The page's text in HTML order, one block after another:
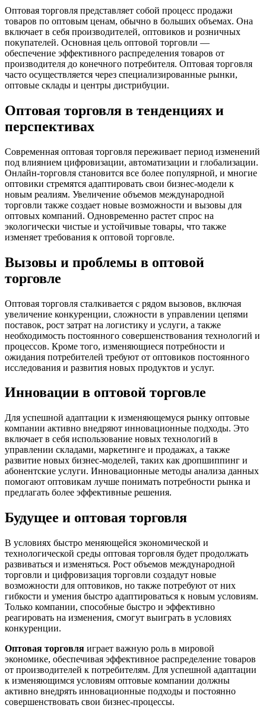
Оптовая торговля представляет собой процесс продажи
товаров по оптовым ценам, обычно в больших объемах. Она
включает в себя производителей, оптовиков и розничных
покупателей. Основная цель оптовой торговли —
обеспечение эффективного распределения товаров от
производителя до конечного потребителя. Оптовая торговля
часто осуществляется через специализированные рынки,
оптовые склады и центры дистрибуции.
Оптовая торговля в тенденциях и
перспективах
Современная оптовая торговля переживает период изменений
под влиянием цифровизации, автоматизации и глобализации.
Онлайн-торговля становится все более популярной, и многие
оптовики стремятся адаптировать свои бизнес-модели к
новым реалиям. Увеличение объемов международной
торговли также создает новые возможности и вызовы для
оптовых компаний. Одновременно растет спрос на
экологически чистые и устойчивые товары, что также
изменяет требования к оптовой торговле.
Вызовы и проблемы в оптовой
торговле
Оптовая торговля сталкивается с рядом вызовов, включая
увеличение конкуренции, сложности в управлении цепями
поставок, рост затрат на логистику и услуги, а также
необходимость постоянного совершенствования технологий и
процессов. Кроме того, изменяющиеся потребности и
ожидания потребителей требуют от оптовиков постоянного
исследования и развития новых продуктов и услуг.
Инновации в оптовой торговле
Для успешной адаптации к изменяющемуся рынку оптовые
компании активно внедряют инновационные подходы. Это
включает в себя использование новых технологий в
управлении складами, маркетинге и продажах, а также
развитие новых бизнес-моделей, таких как дропшиппинг и
абонентские услуги. Инновационные методы анализа данных
помогают оптовикам лучше понимать потребности рынка и
предлагать более эффективные решения.
Будущее и оптовая торговля
В условиях быстро меняющейся экономической и
технологической среды оптовая торговля будет продолжать
развиваться и изменяться. Рост объемов международной
торговли и цифровизация торговли создадут новые
возможности для оптовиков, но также потребуют от них
гибкости и умения быстро адаптироваться к новым условиям.
Только компании, способные быстро и эффективно
реагировать на изменения, смогут выиграть в условиях
конкуренции.
Оптовая торговля играет важную роль в мировой
экономике, обеспечивая эффективное распределение товаров
от производителей к потребителям. Для успешной адаптации
к изменяющимся условиям оптовые компании должны
активно внедрять инновационные подходы и постоянно
совершенствовать свои бизнес-процессы.